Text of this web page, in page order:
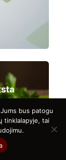
bus patogu
tinklalapyje, tai